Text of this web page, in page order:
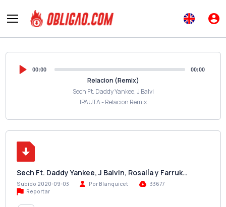
00:00 00:00
Relacion (Remix)
Sech Ft. Daddy Yankee, J Balvi
IPAUTA - Relacion Remix
Sech Ft. Daddy Yankee, J Balvin, Rosalía y Farruk…
Subido 2020-09-03 Por Blanquicet
33677
Reportar